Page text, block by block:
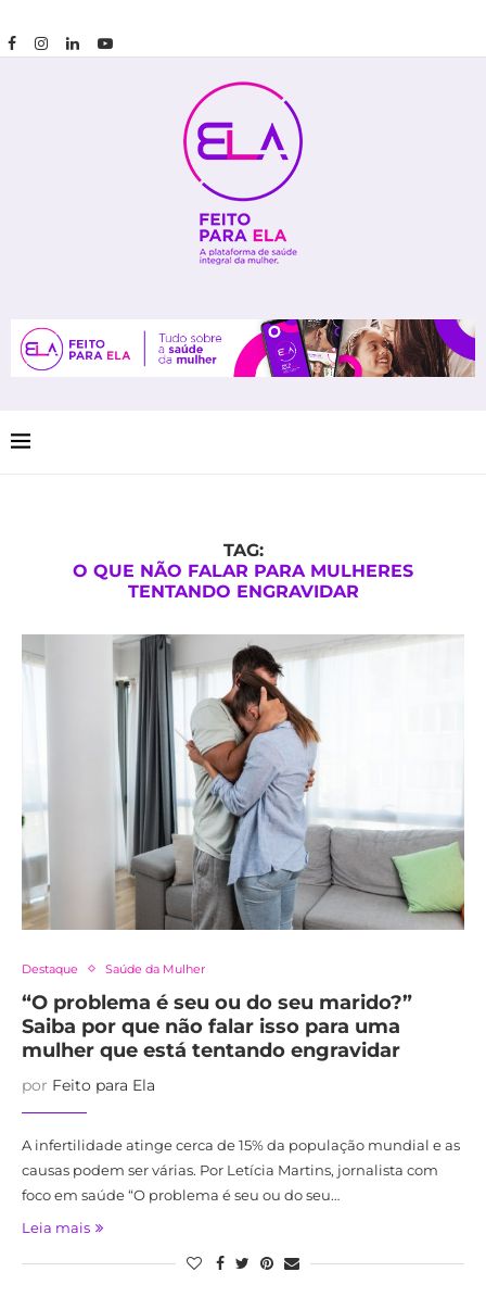
TAG:
O QUE NÃO FALAR PARA MULHERES
TENTANDO ENGRAVIDAR
Destaque Saúde da Mulher
“O problema é seu ou do seu marido?”
Saiba por que não falar isso para uma
mulher que está tentando engravidar
por Feito para Ela
A infertilidade atinge cerca de 15% da população mundial e as
causas podem ser várias. Por Letícia Martins, jornalista com
foco em saúde “O problema é seu ou do seu…
Leia mais